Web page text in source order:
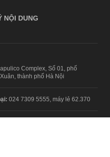
NỘI DUNG
Complex, Số 01, phố
thành phố Hà Nội
024 7309 5555, máy lẻ 62.370